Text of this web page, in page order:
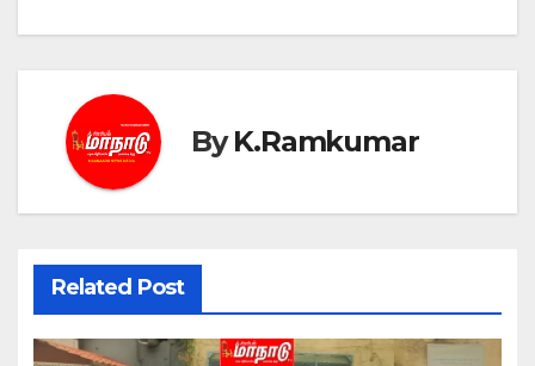
ByK.Ramkumar
Related Post